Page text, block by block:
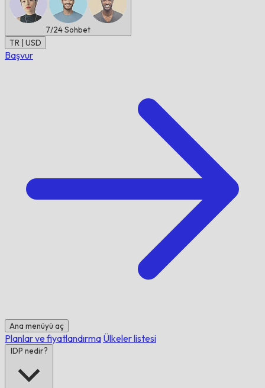
7/24Sohbet
TR | USD
Başvur
Ana menüyü aç
Planlar ve fiyatlandırma Ülkeler listesi
IDP nedir?